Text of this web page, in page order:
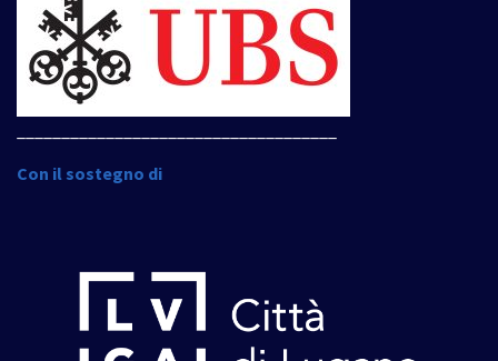
Con il sostegno di